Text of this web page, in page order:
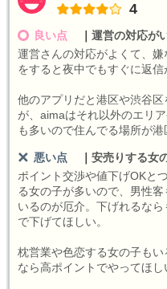
4
良い点
運営の対応が
運営さんの対応がよくて、
をすると夜中でもすぐに返信
他のアプリだと港区や渋谷
が、aimaはそれ以外のエリ
も多いので住んでる場所が港
悪い点
安売りする女
ポイント交渉や値下げOKと
る女の子が多いので、男性
いるのが厄介。下げれるな
で下げてほしい。
枕営業や色恋する女の子も
なら高ポイントでやってほし